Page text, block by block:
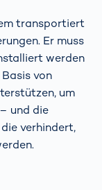
transportiert
Er muss
werden
von
um
und die
verhindert,